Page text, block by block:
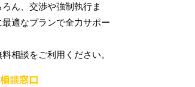
ん、交渉や強制執行ま
適なプランで全力サポー
相談をご利用ください。
談窓口